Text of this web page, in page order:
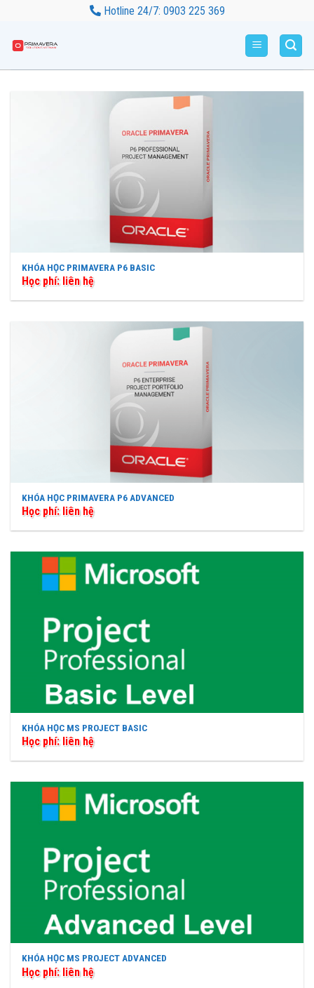
Hotline 24/7: 0903 225 369
KHÓA HỌC PRIMAVERA P6 BASIC
Học phí: liên hệ
KHÓA HỌC PRIMAVERA P6 ADVANCED
Học phí: liên hệ
KHÓA HỌC MS PROJECT BASIC
Học phí: liên hệ
KHÓA HỌC MS PROJECT ADVANCED
Học phí: liên hệ